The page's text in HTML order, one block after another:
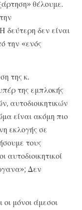
θέλουμε.
δεν είναι
την «ενός
της κ.
της εμπλοκής
αυτοδιοικητικών
είναι ακόμη πιο
εκλογής σε
τους
αυτοδιοικητικοί
Δεν
οι μόνοι άμεσοι